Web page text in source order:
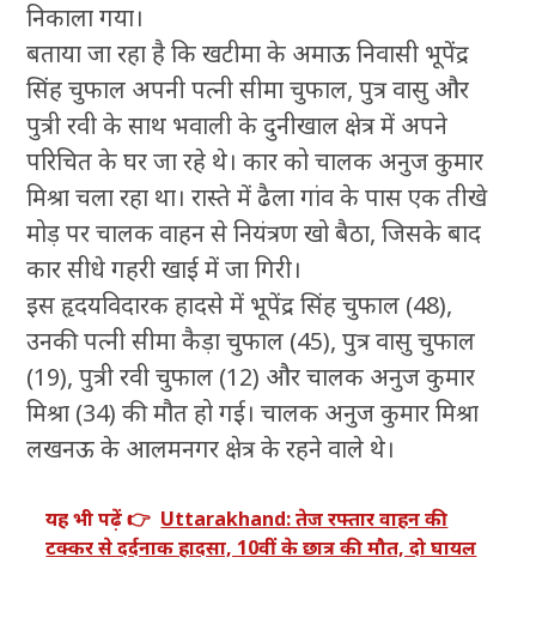
निकाला गया।
बताया जा रहा है कि खटीमा के अमाऊ निवासी भूपेंद्र
सिंह चुफाल अपनी पत्नी सीमा चुफाल, पुत्र वासु और
पुत्री रवी के साथ भवाली के दुनीखाल क्षेत्र में अपने
परिचित के घर जा रहे थे। कार को चालक अनुज कुमार
मिश्रा चला रहा था। रास्ते में ढैला गांव के पास एक तीखे
मोड़ पर चालक वाहन से नियंत्रण खो बैठा, जिसके बाद
कार सीधे गहरी खाई में जा गिरी।
इस हृदयविदारक हादसे में भूपेंद्र सिंह चुफाल (48),
उनकी पत्नी सीमा कैड़ा चुफाल (45), पुत्र वासु चुफाल
(19), पुत्री रवी चुफाल (12) और चालक अनुज कुमार
मिश्रा (34) की मौत हो गई। चालक अनुज कुमार मिश्रा
लखनऊ के आलमनगर क्षेत्र के रहने वाले थे।
यह भी पढ़ें 👉 Uttarakhand: तेज रफ्तार वाहन की
टक्कर से दर्दनाक हादसा, 10वीं के छात्र की मौत, दो घायल